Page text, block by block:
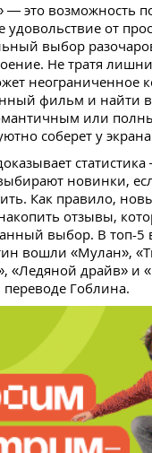
это возможность
удовольствие от
выбор
Не тратя
неограниченное
фильм и найти
или
соберет у
новинки,
Как правило,
отзывы,
выбор. В топ-
вошли «Мулан»,
«Ледяной драйв» и
Гоблина.